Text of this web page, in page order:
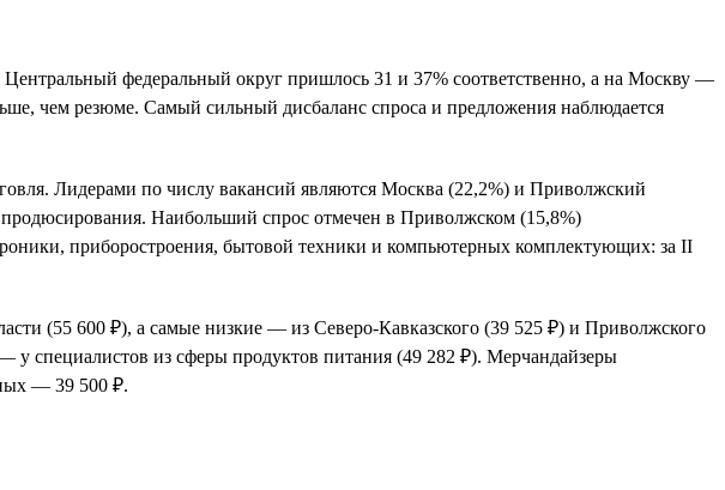
федеральный округ пришлось 31 и 37% соответственно, а на Москву —
чем резюме. Самый сильный дисбаланс спроса и предложения наблюдается
Лидерами по числу вакансий являются Москва (22,2%) и Приволжский
Наибольший спрос отмечен в Приволжском (15,8%)
приборостроения, бытовой техники и компьютерных комплектующих: за II
(55 600 ₽), а самые низкие — из Северо-Кавказского (39 525 ₽) и Приволжского
специалистов из сферы продуктов питания (49 282 ₽). Мерчандайзеры
— 39 500 ₽.